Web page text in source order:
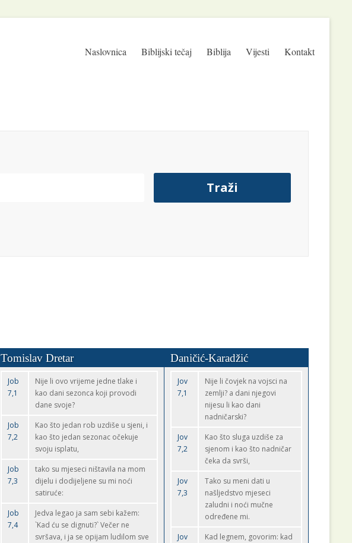
Naslovnica Biblijski tečaj Biblija Vijesti Kontakt
Tomislav Dretar Daničić-Karadžić
Job
7,1
Nije li ovo vrijeme jedne tlake i
kao dani sezonca koji provodi
dane svoje?
Job
7,2
Kao što jedan rob uzdiše u sjeni, i
kao što jedan sezonac očekuje
svoju isplatu,
Job
7,3
tako su mjeseci ništavila na mom
dijelu i dodijeljene su mi noći
satiruće:
Job
7,4
Jedva legao ja sam sebi kažem:
`Kad ću se dignuti?` Večer ne
svršava, i ja se opijam ludilom sve
Jov
7,1
Nije li čovjek na vojsci na
zemlji? a dani njegovi
nijesu li kao dani
nadničarski?
Jov
7,2
Kao što sluga uzdiše za
sjenom i kao što nadničar
čeka da svrši,
Jov
7,3
Tako su meni dati u
našljedstvo mjeseci
zaludni i noći mučne
određene mi.
Jov
Kad legnem, govorim: kad